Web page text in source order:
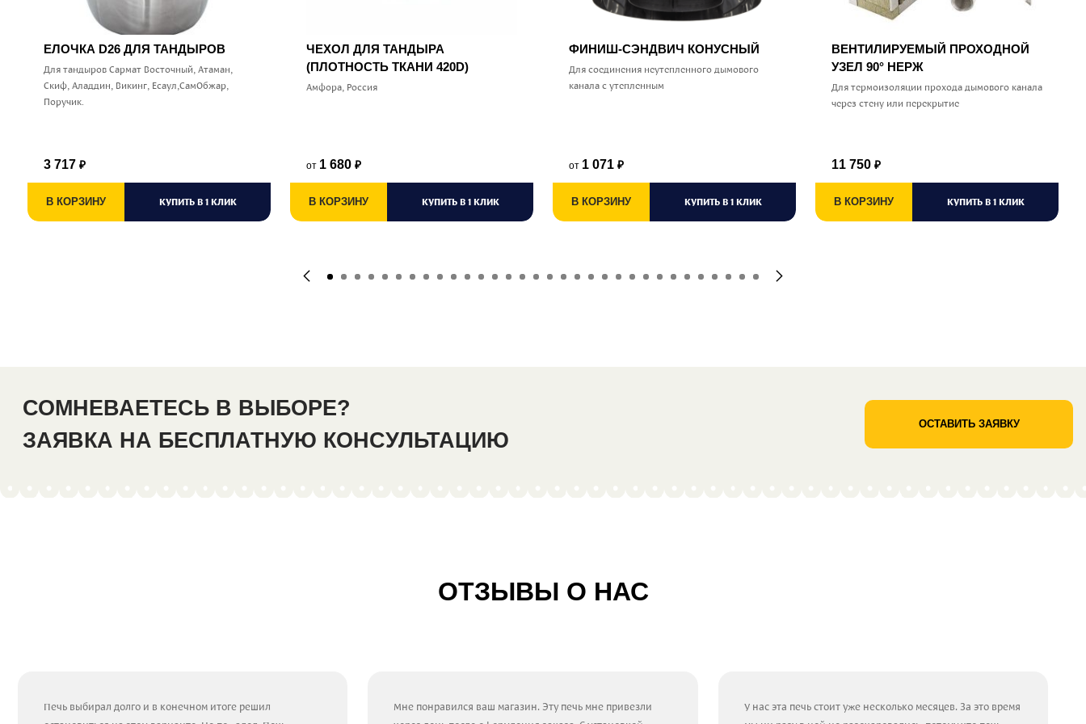
ЕЛОЧКА D26 ДЛЯ ТАНДЫРОВ
Для тандыров Сармат Восточный, Атаман,
Скиф, Аладдин, Викинг, Есаул,СамОбжар,
Поручик.
3 717 ₽
В КОРЗИНУ КУПИТЬ В 1 КЛИК
ЧЕХОЛ ДЛЯ ТАНДЫРА
(ПЛОТНОСТЬ ТКАНИ 420D)
Амфора, Россия
от 1 680 ₽
В КОРЗИНУ КУПИТЬ В 1 КЛИК
ФИНИШ-СЭНДВИЧ КОНУСНЫЙ
Для соединения неутепленного дымового
канала с утепленным
от 1 071 ₽
В КОРЗИНУ КУПИТЬ В 1 КЛИК
ВЕНТИЛИРУЕМЫЙ ПРОХОДНОЙ
УЗЕЛ 90° НЕРЖ
Для термоизоляции прохода дымового канала
через стену или перекрытие
11 750 ₽
В КОРЗИНУ КУПИТЬ В 1 КЛИК
СОМНЕВАЕТЕСЬ В ВЫБОРЕ?
ЗАЯВКА НА БЕСПЛАТНУЮ КОНСУЛЬТАЦИЮ
ОСТАВИТЬ ЗАЯВКУ
ОТЗЫВЫ О НАС
Печь выбирал долго и в конечном итоге решил
Мне понравился ваш магазин. Эту печь мне привезли
У нас эта печь стоит уже несколько месяцев. За это время